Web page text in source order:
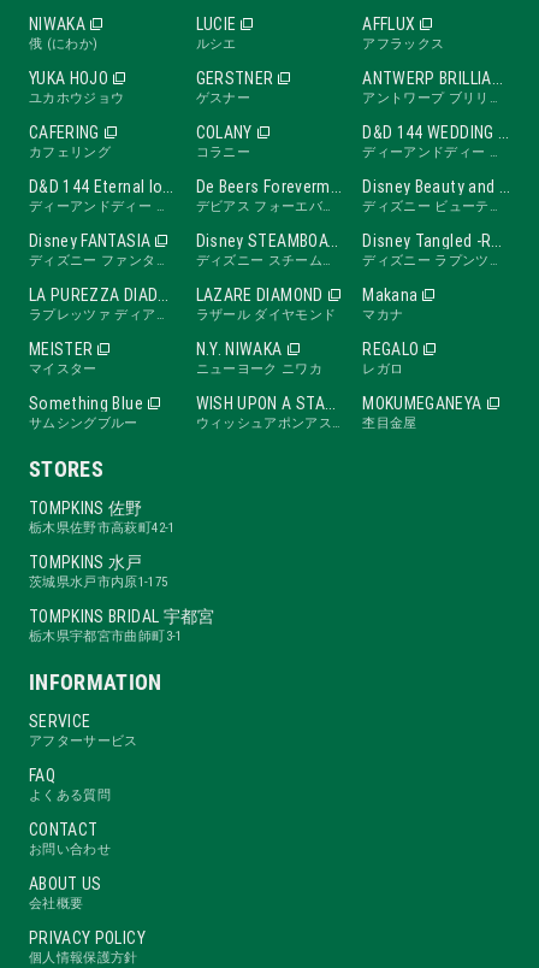
NIWAKA
俄 (にわか)
LUCIE
ルシエ
AFFLUX
アフラックス
YUKA HOJO
ユカホウジョウ
GERSTNER
ゲスナー
ANTWERP BRILLIANT
アントワープ ブリリアント
CAFERING
カフェリング
COLANY
コラニー
D&D 144 WEDDING BAND
ディーアンドディー ワンフォーティーフォー ウェディングバンド
D&D 144 Eternal love band
ディーアンドディー ワンフォーティーフォー エターナルラブバンド
De Beers Forevermark
デビアス フォーエバーマーク
Disney Beauty and the Beast -ROSE Line-
ディズニー ビューティ・アンド・ビースト ローズライン
Disney FANTASIA
ディズニー ファンタジア
Disney STEAMBOAT WILLIE
ディズニー スチームボートウィリー
Disney Tangled -RAPUNZEL Collection-
ディズニー ラプンツェル
LA PUREZZA DIADE
ラプレッツァ ディアーデ
LAZARE DIAMOND
ラザール ダイヤモンド
Makana
マカナ
MEISTER
マイスター
N.Y. NIWAKA
ニューヨーク ニワカ
REGALO
レガロ
Something Blue
サムシングブルー
WISH UPON A STAR
ウィッシュアポンアスター
MOKUMEGANEYA
杢目金屋
STORES
TOMPKINS 佐野
栃木県佐野市高萩町42-1
TOMPKINS 水戸
茨城県水戸市内原1-175
TOMPKINS BRIDAL 宇都宮
栃木県宇都宮市曲師町3-1
INFORMATION
SERVICE
アフターサービス
FAQ
よくある質問
CONTACT
お問い合わせ
ABOUT US
会社概要
PRIVACY POLICY
個人情報保護方針